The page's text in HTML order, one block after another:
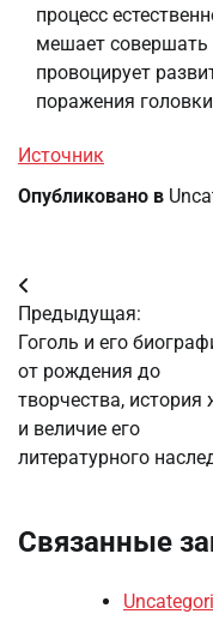
процесс
мешает совершать
провоцирует
поражения
Источник
Опубликовано в
Навигация
по
записям
Предыдущая:
Гоголь и его
от рождения до
творчества, история
и величие его
литературного
Связанные